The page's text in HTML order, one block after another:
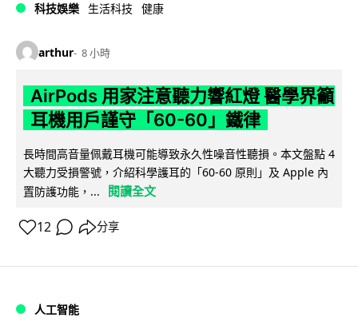
科技娛樂 生活科技 健康
arthur 8 小時
AirPods 用家注意聽力響紅燈 醫學界籲
耳機用戶謹守「60-60」鐵律
長時間高音量佩戴耳機可能導致永久性噪音性聽損。本文盤點 4
大聽力受損警號，介紹科學護耳的「60-60 原則」及 Apple 內
置防護功能，...
閱讀全文
12 分享
人工智能